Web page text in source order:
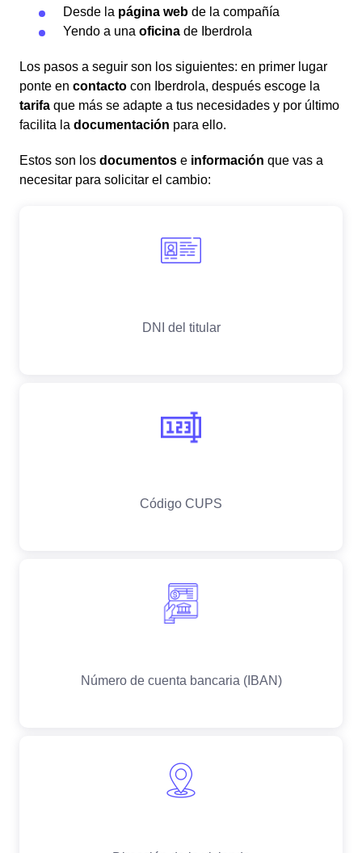
Desde la página web de la compañía
Yendo a una oficina de Iberdrola
Los pasos a seguir son los siguientes: en primer lugar
ponte en contacto con Iberdrola, después escoge la
tarifa que más se adapte a tus necesidades y por último
facilita la documentación para ello.
Estos son los documentos e información que vas a
necesitar para solicitar el cambio: